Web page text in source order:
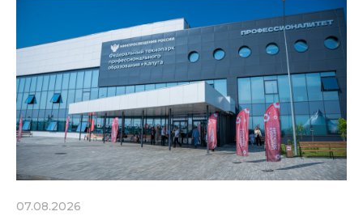
07.08.2026